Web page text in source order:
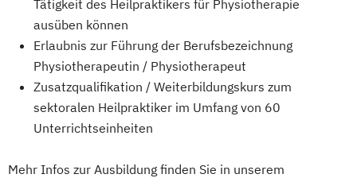
Tätigkeit des Heilpraktikers für Physiotherapie
ausüben können
Erlaubnis zur Führung der Berufsbezeichnung
Physiotherapeutin / Physiotherapeut
Zusatzqualifikation / Weiterbildungskurs zum
sektoralen Heilpraktiker im Umfang von 60
Unterrichtseinheiten
Mehr Infos zur Ausbildung finden Sie in unserem